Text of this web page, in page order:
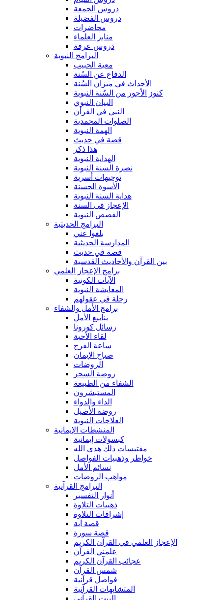
دروس الجمعة
دروس الفضيلة
محاضرات
منابر العلماء
دروس عرفة
البرامج النبوية
معية الحبيب
الدفاع عن السُنة
الأحداث في ميزان السُنة
كنوز الأجور من السُنة النبوية
البيان النبوي
النبي في القرأن
الصلوات المحمدية
الهمة النبوية
قصة في حديث
هذا ذكر
الهداية النبوية
نصرة السنة النبوية
توجيهات أسرية
الأسوة الحسنة
هداية السنة النبوية
الإعجاز فى السنة
القصص النبوية
البرامج الحديثية
بلغوا عني
المدارسة الحديثية
قصة في حديث
بين القرآن والأحاديث القدسية
برامج الإعجاز العلمي
الآيات الكونية
المعايشة النبوية
رحلة في عقولهم
برامج الأمل والشفاء
ينابيع الأمل
رسائل كورونا
لقاء الأحبة
ساعة الفرج
صباح الإيمان
الروضات
روضة السحر
الشفاء من الطبيعة
المستبشرون
الداء والدواء
روضة الأصيل
العلاجات النبوية
المنشطات الإيمانية
كبسولات إيمانية
مقتبسات ذلك هدى الله
خواطر وذهبيات الفواصل
نسائم الأمل
مواهب الروضات
البرامج القرآنية
أنوار التفسير
ذهبيات التلاوة
إشراقات التلاوة
قصة آية
قصة سورة
الإعجاز العلمي في القرآن الكريم
علمني القرآن
عجائب القرآن الكريم
شمس القرآن
فواصل قرآنية
المتشابهات القرآنية
البيت القرآنى